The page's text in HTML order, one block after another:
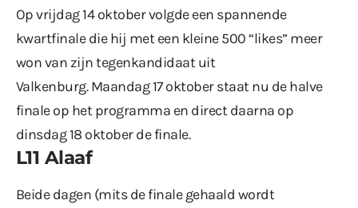
Op vrijdag 14 oktober volgde een spannende
kwartfinale die hij met een kleine 500 “likes” meer
won van zijn tegenkandidaat uit
Valkenburg. Maandag 17 oktober staat nu de halve
finale op het programma en direct daarna op
dinsdag 18 oktober de finale.
L11 Alaaf
Beide dagen (mits de finale gehaald wordt